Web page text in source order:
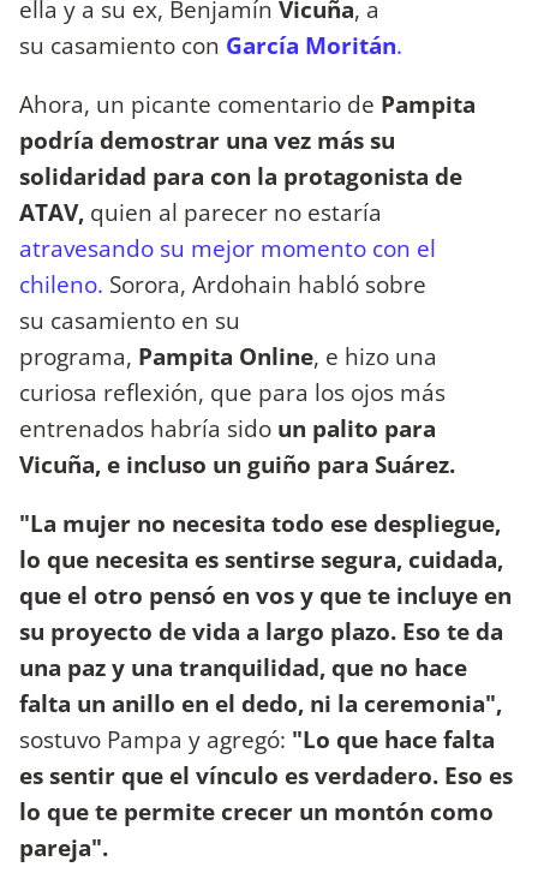
ella y a su ex, Benjamín Vicuña, a
su casamiento con García Moritán.
Ahora, un picante comentario de Pampita
podría demostrar una vez más su
solidaridad para con la protagonista de
ATAV, quien al parecer no estaría
atravesando su mejor momento con el
chileno. Sorora, Ardohain habló sobre
su casamiento en su
programa, Pampita Online, e hizo una
curiosa reflexión, que para los ojos más
entrenados habría sido un palito para
Vicuña, e incluso un guiño para Suárez.
"La mujer no necesita todo ese despliegue,
lo que necesita es sentirse segura, cuidada,
que el otro pensó en vos y que te incluye en
su proyecto de vida a largo plazo. Eso te da
una paz y una tranquilidad, que no hace
falta un anillo en el dedo, ni la ceremonia",
sostuvo Pampa y agregó: "Lo que hace falta
es sentir que el vínculo es verdadero. Eso es
lo que te permite crecer un montón como
pareja".